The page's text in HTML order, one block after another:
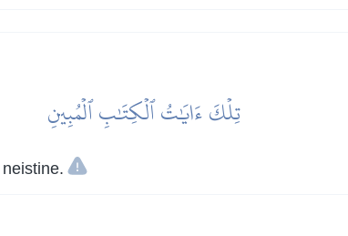
تِلۡكَ ءَايَٰتُ ٱلۡكِتَٰبِ ٱلۡمُبِينِ